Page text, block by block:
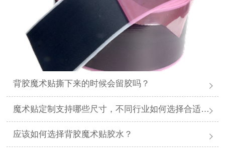
背胶魔术贴撕下来的时候会留胶吗？
魔术贴定制支持哪些尺寸，不同行业如何选择合适规格？
应该如何选择背胶魔术贴胶水？